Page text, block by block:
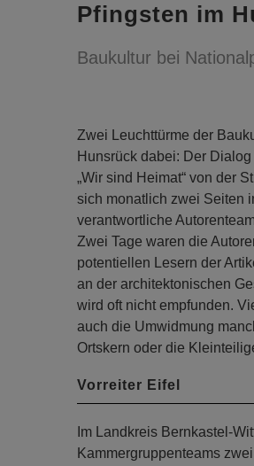
Pfingsten im
Baukultur bei
Zwei Leuchttürme der
Hunsrück dabei: Der
„Wir sind Heimat“ von der
sich monatlich zwei Seiten
verantwortliche
Zwei Tage waren die
potentiellen Lesern der
an der architektonischen
wird oft nicht empfunden.
auch die Umwidmung
Ortskern oder die
Vorreiter Eifel
Im Landkreis Bernkastel-
Kammergruppenteams